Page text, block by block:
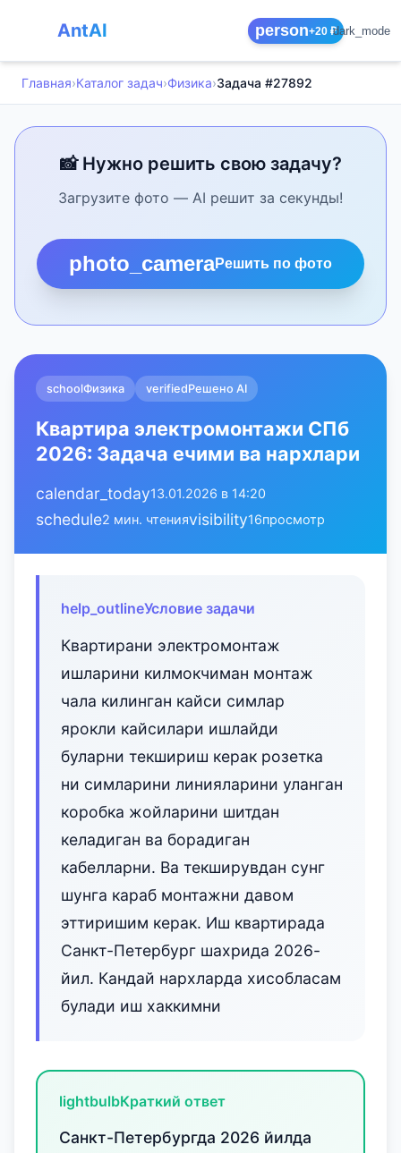
AntAI person+20 ₽dark_mode
Главная›Каталог задач›Физика›Задача #27892
📸 Нужно решить свою задачу?
Загрузите фото — AI решит за секунды!
photo_cameraРешить по фото
schoolФизика verifiedРешено AI
Квартира электромонтажи СПб
2026: Задача ечими ва нархлари
calendar_today13.01.2026 в 14:20
schedule2 мин. чтенияvisibility16просмотр
help_outlineУсловие задачи
Квартирани электромонтаж
ишларини килмокчиман монтаж
чала килинган кайси симлар
ярокли кайсилари ишлайди
буларни текшириш керак розетка
ни симларини линияларини уланган
коробка жойларини шитдан
келадиган ва борадиган
кабелларни. Ва текширувдан сунг
шунга караб монтажни давом
эттиришим керак. Иш квартирада
Санкт-Петербург шахрида 2026-
йил. Кандай нархларда хисобласам
булади иш хаккимни
lightbulbКраткий ответ
Санкт-Петербургда 2026 йилда